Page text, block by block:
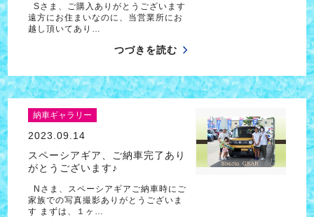
Sさま、ご購入ありがとうございます
遠方にお住まいなのに、当営業所にお
越し頂いてあり…
つづきを読む
納車ギャラリー
2023.09.14
スペーシアギア、ご納車完了あり
がとうございます♪
Nさま、スペーシアギアご納車時にご
家族での写真撮影ありがとうございま
す まずは、１ヶ…